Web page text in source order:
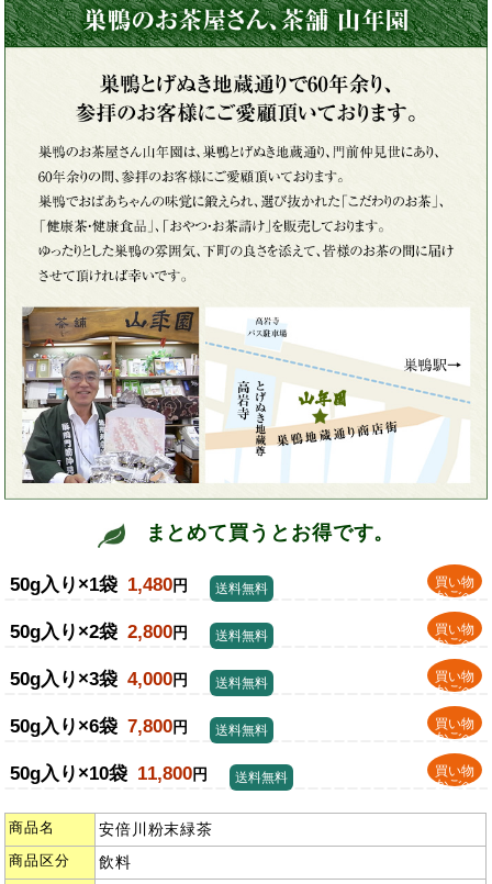
まとめて買うとお得です。
50g入り×1袋 1,480円
買い物
かごへ
送料無料
50g入り×2袋 2,800円
買い物
かごへ
送料無料
50g入り×3袋 4,000円
買い物
かごへ
送料無料
50g入り×6袋 7,800円
買い物
かごへ
送料無料
50g入り×10袋 11,800円
買い物
かごへ
送料無料
商品名 安倍川粉末緑茶
商品区分 飲料